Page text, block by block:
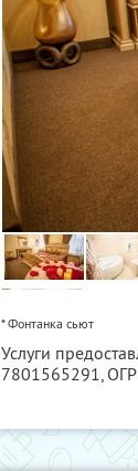
* Фонтанка сьют
Услуги
7801565291 ,